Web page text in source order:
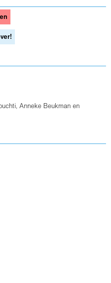
Anneke Beukman en